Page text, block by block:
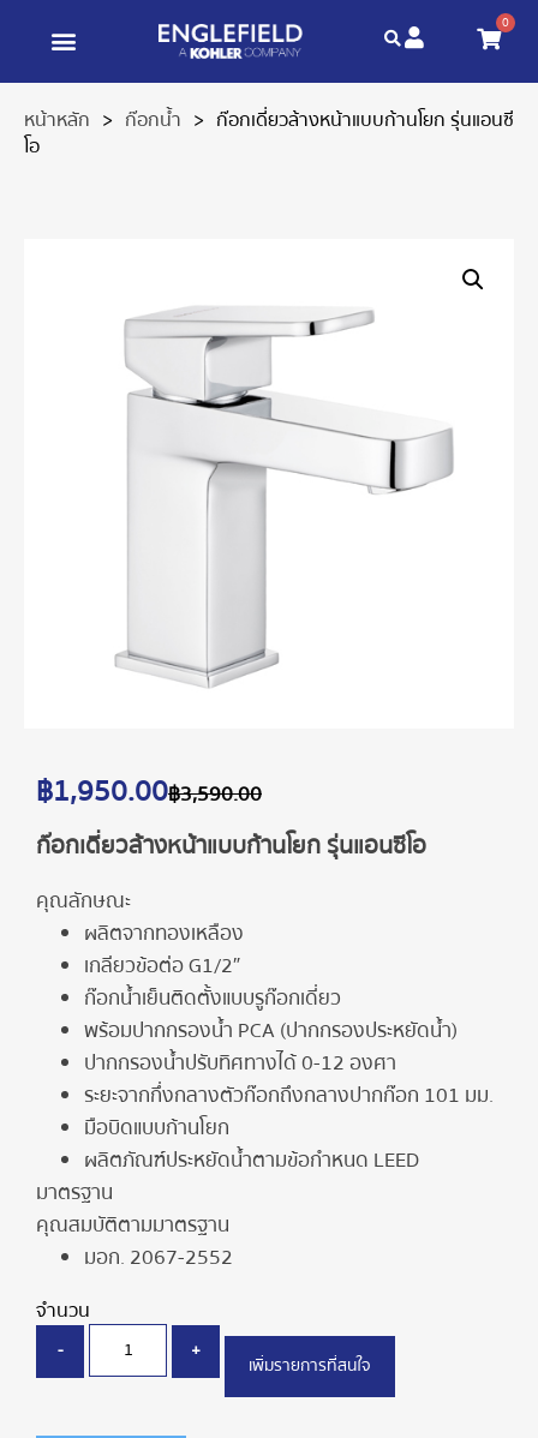
0
หน้าหลัก > ก๊อกน้ำ > ก๊อกเดี่ยวล้างหน้าแบบก้านโยก รุ่นแอนซี
โอ
฿3,590.00
฿1,950.00
ก๊อกเดี่ยวล้างหน้าแบบก้านโยก รุ่นแอนซีโอ
คุณลักษณะ
ผลิตจากทองเหลือง
เกลียวข้อต่อ G1/2″
ก๊อกน้ำเย็นติดตั้งแบบรูก๊อกเดี่ยว
พร้อมปากกรองน้ำ PCA (ปากกรองประหยัดน้ำ)
ปากกรองน้ำปรับทิศทางได้ 0-12 องศา
ระยะจากกึ่งกลางตัวก๊อกถึงกลางปากก๊อก 101 มม.
มือบิดแบบก้านโยก
ผลิตภัณฑ์ประหยัดน้ำตามข้อกำหนด LEED
มาตรฐาน
คุณสมบัติตามมาตรฐาน
มอก. 2067-2552
จำนวน
- +
เพิ่มรายการที่สนใจ